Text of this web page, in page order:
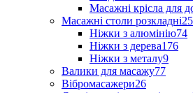
Масажні крісла для
Масажні столи розкладні
Ніжки з алюмінію74
Ніжки з дерева176
Ніжки з металу9
Валики для масажу77
Вібромасажери26